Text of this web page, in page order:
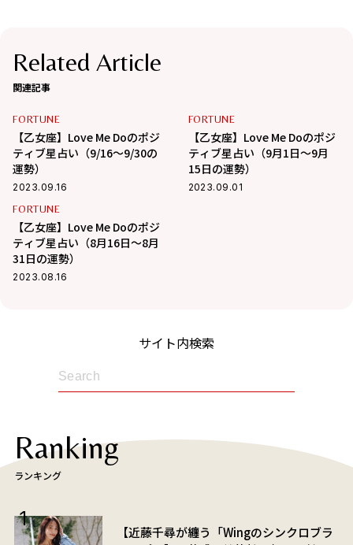
Related Article
関連記事
FORTUNE
【乙女座】Love Me Doのポジ
ティブ星占い（9/16～9/30の
運勢）
2023.09.16
FORTUNE
【乙女座】Love Me Doのポジ
ティブ星占い（9月1日～9月
15日の運勢）
2023.09.01
FORTUNE
【乙女座】Love Me Doのポジ
ティブ星占い（8月16日～8月
31日の運勢）
2023.08.16
サイト内検索
Ranking
ランキング
【近藤千尋が纏う「Wingのシンクロブラ